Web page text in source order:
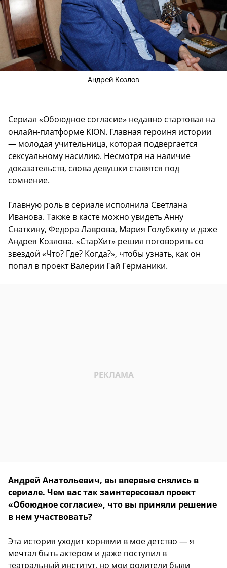
Андрей Козлов
Сериал «Обоюдное согласие» недавно стартовал на
онлайн-платформе KION. Главная героиня истории
— молодая учительница, которая подвергается
сексуальному насилию. Несмотря на наличие
доказательств, слова девушки ставятся под
сомнение.
Главную роль в сериале исполнила Светлана
Иванова. Также в касте можно увидеть Анну
Снаткину, Федора Лаврова, Мария Голубкину и даже
Андрея Козлова. «СтарХит» решил поговорить со
звездой «Что? Где? Когда?», чтобы узнать, как он
попал в проект Валерии Гай Германики.
Андрей Анатольевич, вы впервые снялись в
сериале. Чем вас так заинтересовал проект
«Обоюдное согласие», что вы приняли решение
в нем участвовать?
Эта история уходит корнями в мое детство — я
мечтал быть актером и даже поступил в
театральный институт, но мои родители были